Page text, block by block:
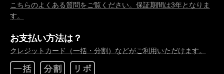
こちらのよくある質問をご覧ください。保証期間は3年となりま
す。
お支払い方法は？
クレジットカード（一括・分割）などがご利用いただけます。